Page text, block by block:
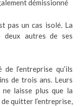
démissionné
pas un cas isolé. La
autres de ses
l’entreprise qu’ils
de trois ans. Leurs
ne laisse plus que la
quitter l’entreprise,